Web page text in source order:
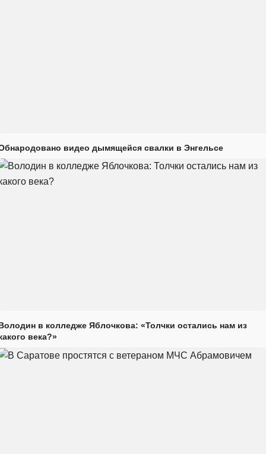
видео дымящейся свалки в Энгельсе
в колледже Яблочкова: «Толчки остались нам из
века?»